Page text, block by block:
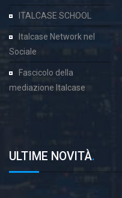
ITALCASE SCHOOL
Italcase Network nel
Sociale
Fascicolo della
mediazione Italcase
ULTIME NOVITÀ.